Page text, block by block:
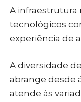
A infraestrutura
tecnológicos
experiência de
A diversidade
abrange desde
atende às